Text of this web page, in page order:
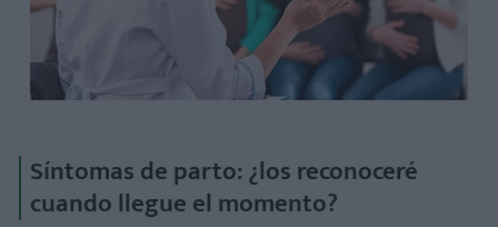
Síntomas de parto: ¿los reconoceré
cuando llegue el momento?